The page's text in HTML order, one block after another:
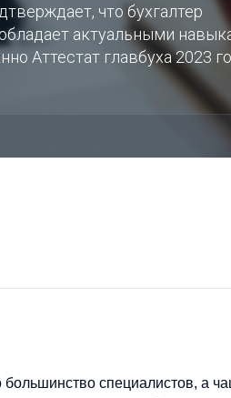
что бухгалтер
актуальными
Аттестат главбуха 2023
специалистов, а